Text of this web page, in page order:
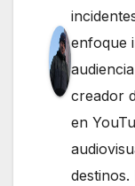
enfoque
creador
en